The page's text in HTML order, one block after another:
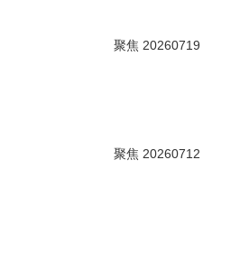
聚焦 20260719
聚焦 20260712